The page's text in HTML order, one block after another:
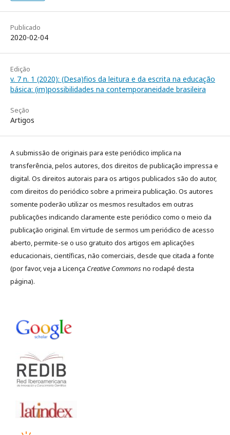
Publicado
2020-02-04
Edição
v. 7 n. 1 (2020): (Desa)fios da leitura e da escrita na educação
básica: (im)possibilidades na contemporaneidade brasileira
Seção
Artigos
A submissão de originais para este periódico implica na
transferência, pelos autores, dos direitos de publicação impressa e
digital. Os direitos autorais para os artigos publicados são do autor,
com direitos do periódico sobre a primeira publicação. Os autores
somente poderão utilizar os mesmos resultados em outras
publicações indicando claramente este periódico como o meio da
publicação original. Em virtude de sermos um periódico de acesso
aberto, permite-se o uso gratuito dos artigos em aplicações
educacionais, científicas, não comerciais, desde que citada a fonte
(por favor, veja a Licença Creative Commonsno rodapé desta
página).